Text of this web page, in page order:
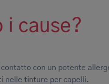
i cause?
con un potente
nelle tinture per capelli.